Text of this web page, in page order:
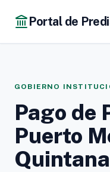
Portal de
GOBIERNO
Pago de
Puerto